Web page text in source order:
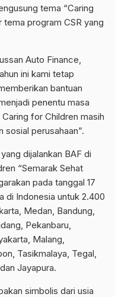
tema “Caring
tema program CSR yang
Auto Finance,
ini kami tetap
bantuan
penentu masa
for Children masih
sosial perusahaan”.
dijalankan BAF di
“Semarak Sehat
pada tanggal 17
di Indonesia untuk 2.400
Medan, Bandung,
Pekanbaru,
Malang,
Tasikmalaya, Tegal,
Jayapura.
simbolis dari usia